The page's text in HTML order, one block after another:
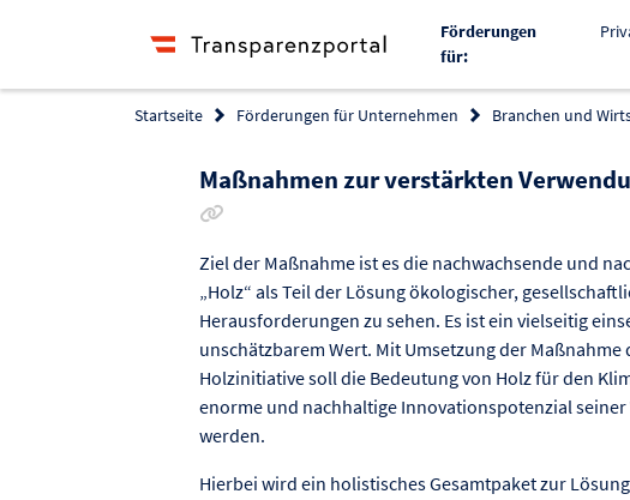
Förderungen
für:
Startseite Förderungen für Unternehmen Branchen und
Maßnahmen zur verstärkten
Link zur Förderung kopieren
Ziel der Maßnahme ist es die nachwachsende und
„Holz“ als Teil der Lösung ökologischer,
Herausforderungen zu sehen. Es ist ein vielseitig
unschätzbarem Wert. Mit Umsetzung der
Holzinitiative soll die Bedeutung von Holz für den
enorme und nachhaltige Innovationspotenzial
werden.
Hierbei wird ein holistisches Gesamtpaket zur